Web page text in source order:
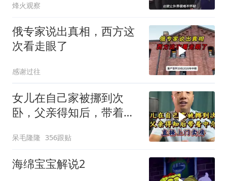
烽火观察
俄专家说出真相，西方这
次看走眼了
感谢过往
女儿在自己家被挪到次
卧，父亲得知后，带着中
呆毛隆隆 356跟贴
海绵宝宝解说2